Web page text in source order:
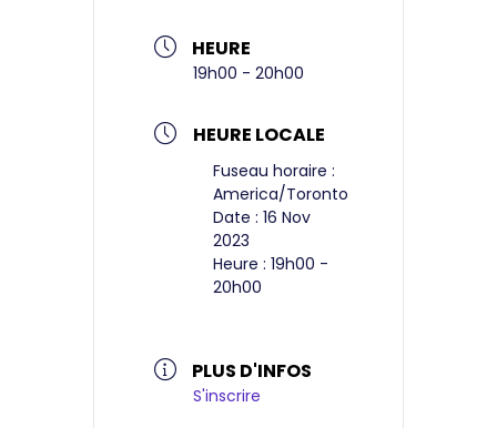
HEURE
19h00 - 20h00
HEURE LOCALE
Fuseau horaire :
America/Toronto
Date : 16 Nov
2023
Heure : 19h00 -
20h00
PLUS D'INFOS
S'inscrire